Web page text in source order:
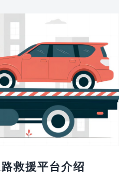
救援平台介绍